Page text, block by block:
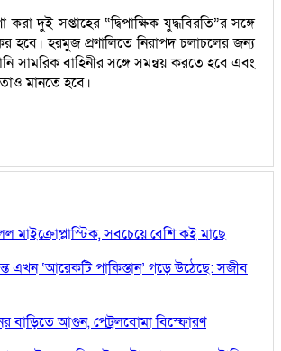
করা দুই সপ্তাহের “দ্বিপাক্ষিক যুদ্ধবিরতি”র সঙ্গে
হবে। হরমুজ প্রণালিতে নিরাপদ চলাচলের জন্য
সামরিক বাহিনীর সঙ্গে সমন্বয় করতে হবে এবং
মানতে হবে।
মাইক্রোপ্লাস্টিক, সবচেয়ে বেশি কই মাছে
এখন ‘আরেকটি পাকিস্তান’ গড়ে উঠেছে: সজীব
বাড়িতে আগুন, পেট্রলবোমা বিস্ফোরণ